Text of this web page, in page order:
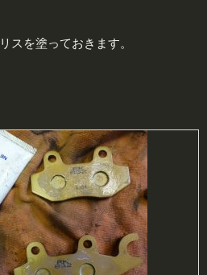
スを塗っておきます。